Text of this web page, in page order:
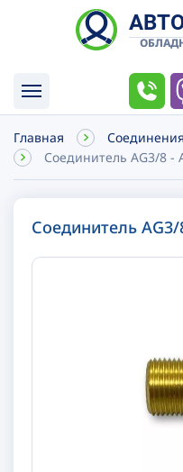
Главная
Соединитель AG3/8 -
Соединитель